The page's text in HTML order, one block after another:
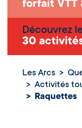
forfait VTT
Découvrez
30
Les Arcs
Activités
Raquettes